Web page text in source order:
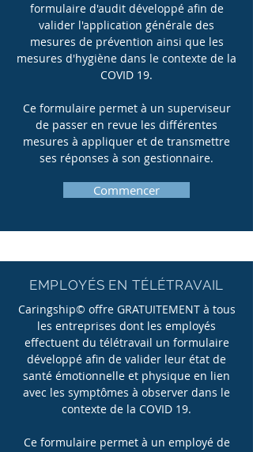
formulaire d'audit développé afin de
valider l'application générale des
mesures de prévention ainsi que les
mesures d'hygiène dans le contexte de la
COVID 19.
Ce formulaire permet à un superviseur
de passer en revue les différentes
mesures à appliquer et de transmettre
ses réponses à son gestionnaire.
Commencer
EMPLOYÉS EN TÉLÉTRAVAIL
Caringship© offre GRATUITEMENT à tous
les entreprises dont les employés
effectuent du télétravail un formulaire
développé afin de valider leur état de
santé émotionnelle et physique en lien
avec les symptômes à observer dans le
contexte de la COVID 19.
Ce formulaire permet à un employé de